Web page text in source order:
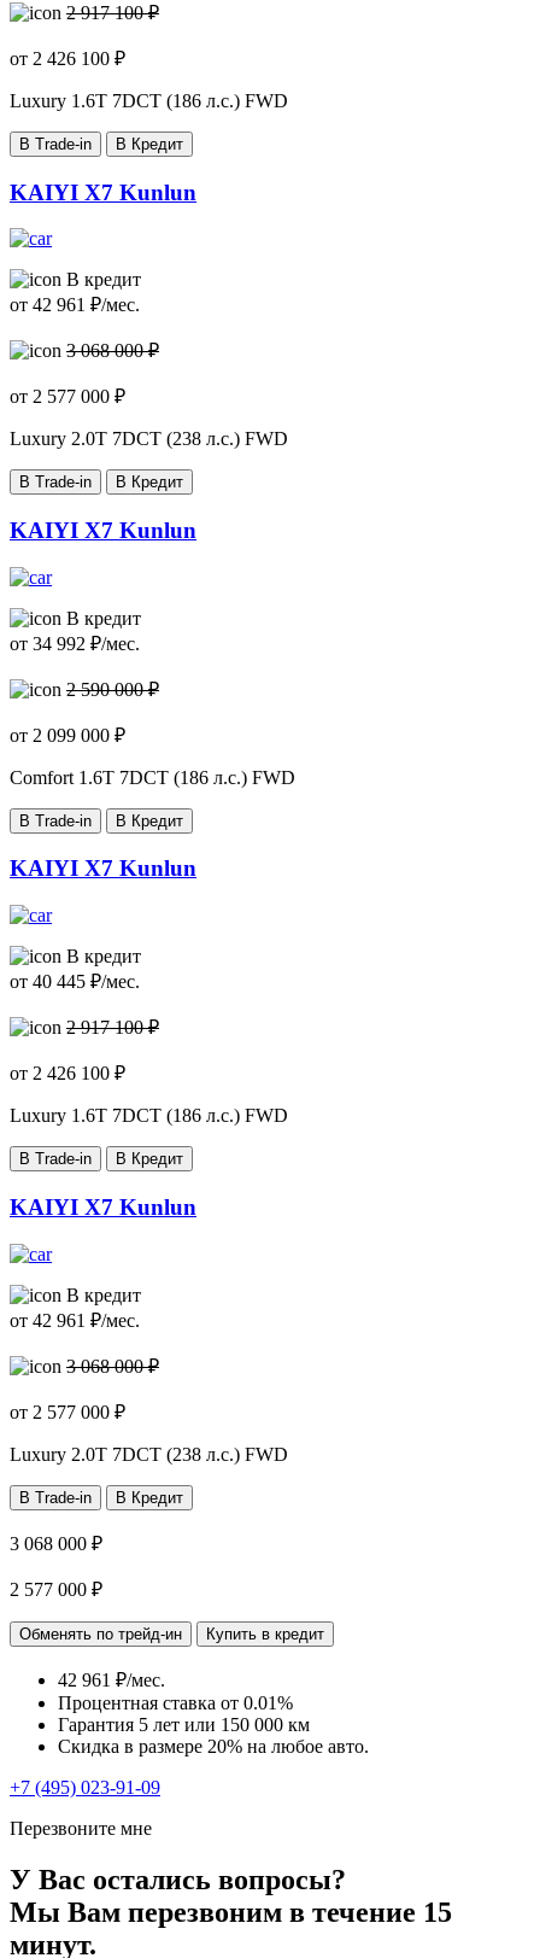
2 917 100 ₽
от 2 426 100 ₽
Luxury 1.6T 7DCT (186 л.с.) FWD
В Trade-in В Кредит
KAIYI X7 Kunlun
В кредит
от 42 961 ₽/мес.
3 068 000 ₽
от 2 577 000 ₽
Luxury 2.0T 7DCT (238 л.с.) FWD
В Trade-in В Кредит
KAIYI X7 Kunlun
В кредит
от 34 992 ₽/мес.
2 590 000 ₽
от 2 099 000 ₽
Comfort 1.6T 7DCT (186 л.с.) FWD
В Trade-in В Кредит
KAIYI X7 Kunlun
В кредит
от 40 445 ₽/мес.
2 917 100 ₽
от 2 426 100 ₽
Luxury 1.6T 7DCT (186 л.с.) FWD
В Trade-in В Кредит
KAIYI X7 Kunlun
В кредит
от 42 961 ₽/мес.
3 068 000 ₽
от 2 577 000 ₽
Luxury 2.0T 7DCT (238 л.с.) FWD
В Trade-in В Кредит
3 068 000 ₽
2 577 000 ₽
Обменять по трейд-ин Купить в кредит
42 961 ₽/мес.
Процентная ставка от 0.01%
Гарантия 5 лет или 150 000 км
Скидка в размере 20% на любое авто.
+7 (495) 023-91-09
Перезвоните мне
У Вас остались вопросы?
Мы Вам перезвоним в течение 15
минут.